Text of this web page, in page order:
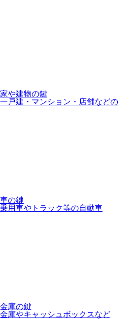
家や建物の鍵
一戸建・マンション・店舗などの
車の鍵
乗用車やトラック等の自動車
金庫の鍵
金庫やキャッシュボックスなど